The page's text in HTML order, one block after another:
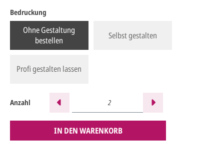
Bedruckung
Ohne Gestaltung
bestellen
Selbst gestalten
Profi gestalten lassen
Anzahl
IN DEN WARENKORB